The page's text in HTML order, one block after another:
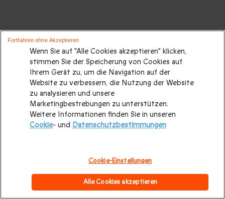
Wenn Sie auf "Alle Cookies akzeptieren" klicken,
stimmen Sie der Speicherung von Cookies auf
Ihrem Gerät zu, um die Navigation auf der
Website zu verbessern, die Nutzung der Website
zu analysieren und unsere
Marketingbestrebungen zu unterstützen.
Weitere Informationen finden Sie in unseren
Cookie- und Datenschutzbestimmungen
Cookie-Einstellungen
Alle Cookies akzeptieren
Fortfahren ohne Akzeptieren